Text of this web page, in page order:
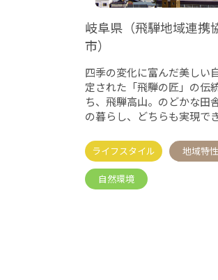
岐阜県（飛騨地域連携
市）
四季の変化に富んだ美しい
定された「飛騨の匠」の伝
ち、飛騨高山。のどかな田
の暮らし、どちらも実現で